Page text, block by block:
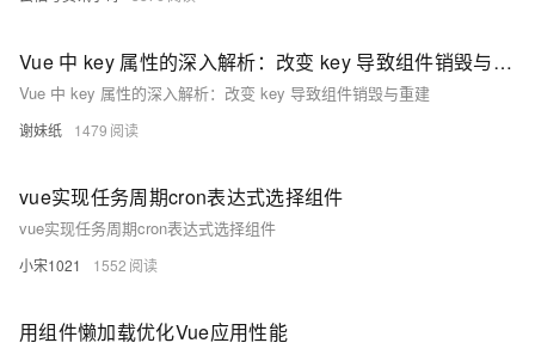
Vue 中 key 属性的深入解析：改变 key 导致组件销毁与重建
Vue 中 key 属性的深入解析：改变 key 导致组件销毁与重建
谢妹纸 1479
vue实现任务周期cron表达式选择组件
vue实现任务周期cron表达式选择组件
小宋1021 1552
用组件懒加载优化Vue应用性能